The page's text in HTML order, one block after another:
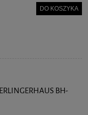
DO KOSZYKA
BH-